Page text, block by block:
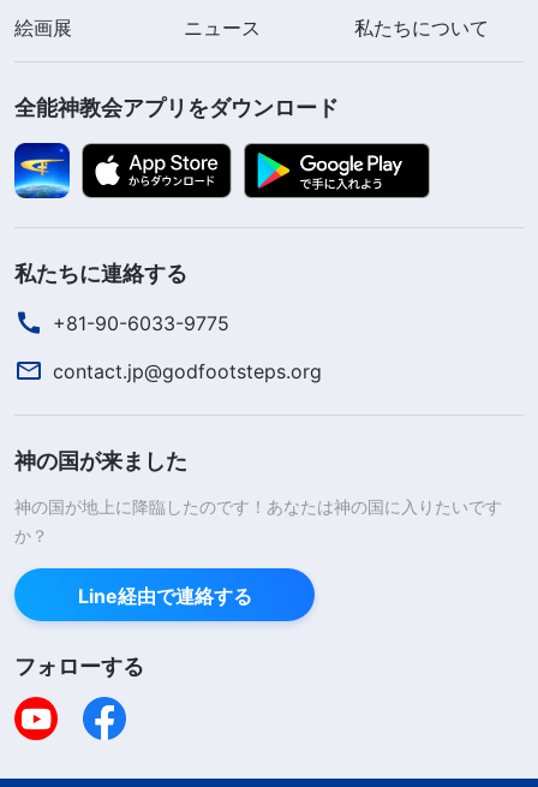
絵画展
ニュース 私たちについて
全能神教会アプリをダウンロード
私たちに連絡する
+81-90-6033-9775
contact.jp@godfootsteps.org
神の国が来ました
神の国が地上に降臨したのです！あなたは神の国に入りたいです
か？
Line経由で連絡する
フォローする